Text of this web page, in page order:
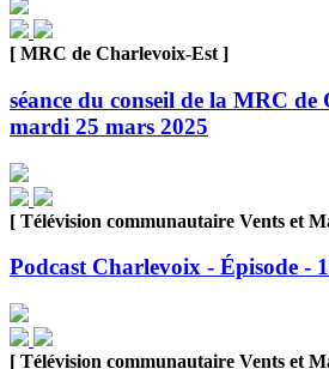
[ MRC de Charlevoix-Est ]
séance du conseil de la MRC
mardi 25 mars 2025
[ Télévision communautaire Vents et
Podcast Charlevoix - Épisode -
[ Télévision communautaire Vents et